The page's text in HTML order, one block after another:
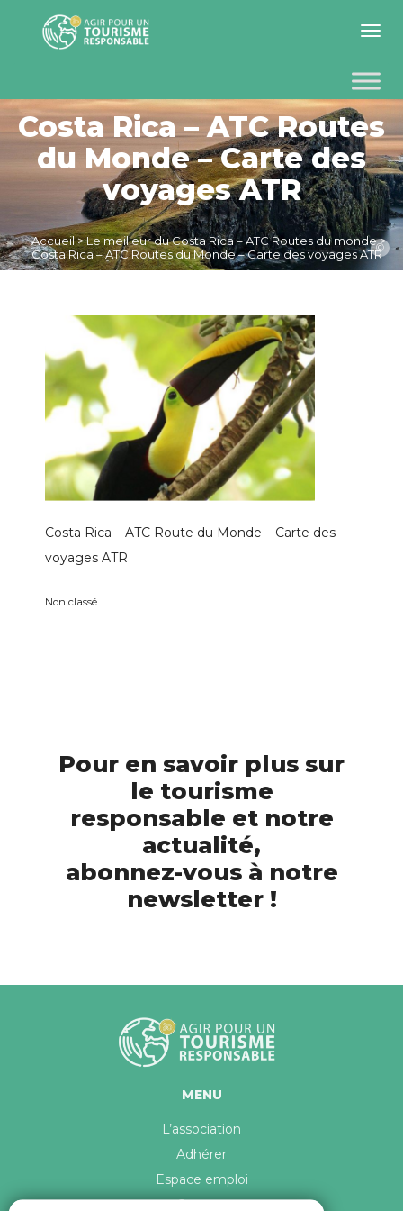
Toggle
Costa Rica – ATC Routes
du Monde – Carte des
voyages ATR
Accueil>Le meilleur du Costa Rica – ATC Routes du monde>
Costa Rica – ATC Routes du Monde – Carte des voyages ATR
©
Costa Rica – ATC Route du Monde – Carte des
voyages ATR
Non classé
Pour en savoir plus sur
le tourisme
responsable et notre
actualité,
abonnez-vous à notre
newsletter !
MENU
L’association
Adhérer
Espace emploi
Contact